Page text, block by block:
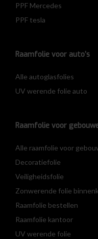
PPF Mercedes
PPF tesla
Raamfolie voor auto’s
Alle autoglasfolies
UV werende folie auto
Raamfolie voor
Alle raamfolie voor
Decoratiefolie
Veiligheidsfolie
Zonwerende folie
Raamfolie bestellen
Raamfolie kantoor
UV werende folie